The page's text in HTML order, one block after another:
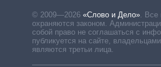
© 2009—2026 «Слово и Дело»
Все
охраняются законом.
собой право не соглашаться с
публикуется на сайте,
являются третьи лица.